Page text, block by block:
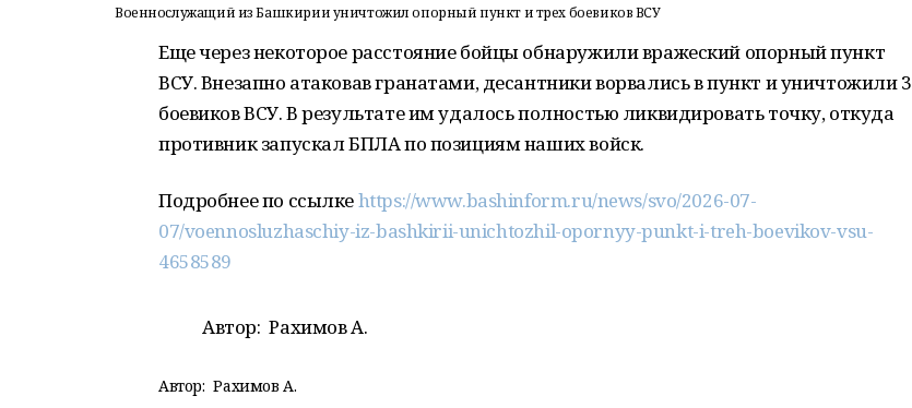
Военнослужащий из Башкирии уничтожил опорный пункт и трех боевиков ВСУ
Еще через некоторое расстояние бойцы обнаружили вражеский опорный пункт
ВСУ. Внезапно атаковав гранатами, десантники ворвались в пункт и уничтожили 3
боевиков ВСУ. В результате им удалось полностью ликвидировать точку, откуда
противник запускал БПЛА по позициям наших войск.
Подробнее по ссылкеhttps://www.bashinform.ru/news/svo/2026-07-
07/voennosluzhaschiy-iz-bashkirii-unichtozhil-opornyy-punkt-i-treh-boevikov-vsu-
4658589
Автор: Рахимов А.
Автор: Рахимов А.